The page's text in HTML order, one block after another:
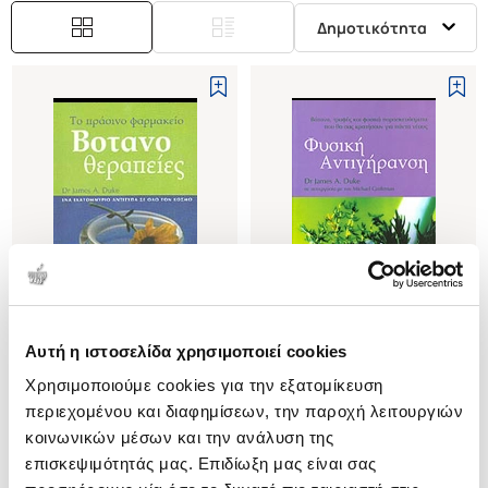
Αυτή η ιστοσελίδα χρησιμοποιεί cookies
Χρησιμοποιούμε cookies για την εξατομίκευση
περιεχομένου και διαφημίσεων, την παροχή λειτουργιών
κοινωνικών μέσων και την ανάλυση της
επισκεψιμότητάς μας. Επιδίωξη μας είναι σας
Δημοτικότητα
(0)
ΒΟΤΑΝΟΘΕΡΑΠΕΙΕΣ
ΤΟ ΠΡΑΣΙΝΟ ΦΑΡΜΑΚΕΙΟ
DUKE A. JAMES
Κωδ. Πολιτείας:4570-0112
ΦΥΣΙΚΗ ΑΝΤΙΓΗΡΑΝΣΗ
ΒΟΤΑΝΑ, ΤΡΟΦΕΣ ΚΑΙ ΦΥΣΙΚΑ
ΠΑΡΑΣΚΕΥΑΣΜΑΤΑ ΠΟΥ ΘΑ ΣΑΣ
ΚΡΑΤΗΣΟΥΝ ΓΙΑ ΠΑΝΤΑ ΝΕΟΥΣ
DUKE A. JAMES
Κωδ. Πολιτείας:4570-0126